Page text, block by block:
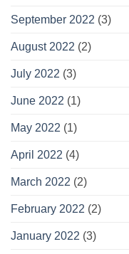
September 2022 (3)
August 2022 (2)
July 2022 (3)
June 2022 (1)
May 2022 (1)
April 2022 (4)
March 2022 (2)
February 2022 (2)
January 2022 (3)